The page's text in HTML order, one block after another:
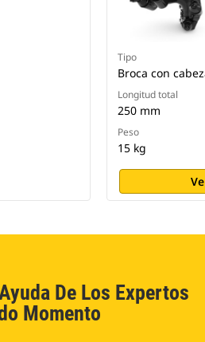
Tipo
Broca con
Longitud total
250 mm
Peso
15 kg
De Los Expertos
Momento